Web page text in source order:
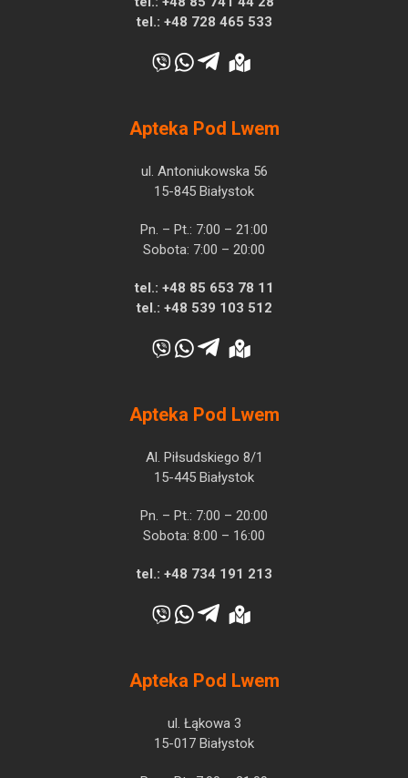
tel.: +48 728 465 533
Apteka Pod Lwem
ul. Antoniukowska 56
15-845 Białystok
Pn. – Pt.: 7:00 – 21:00
Sobota: 7:00 – 20:00
tel.: +48 85 653 78 11
tel.: +48 539 103 512
Apteka Pod Lwem
Al. Piłsudskiego 8/1
15-445 Białystok
Pn. – Pt.: 7:00 – 20:00
Sobota: 8:00 – 16:00
tel.: +48 734 191 213
Apteka Pod Lwem
ul. Łąkowa 3
15-017 Białystok